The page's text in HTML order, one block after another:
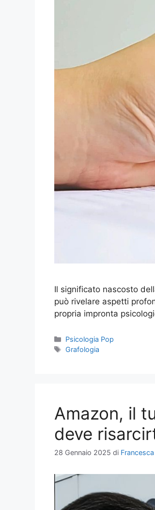
Il significato nascosto
può rivelare aspetti
propria impronta
Categorie
Psicologia Pop
Tag
Grafologia
Amazon, il
deve
28 Gennaio 2025 di